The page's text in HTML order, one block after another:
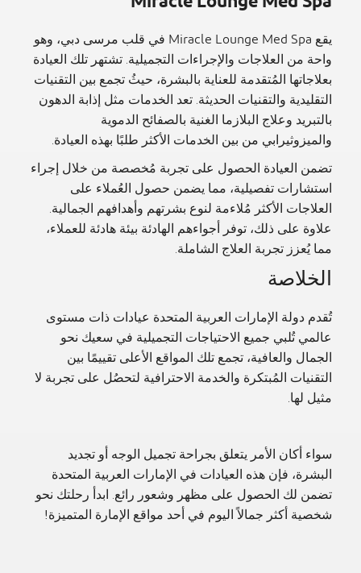
يقع Miracle Lounge Med Spa في قلب مرسى دبي، وهو
واحة من العلاجات والإجراءات التجميلية. تشتهر تلك العيادة
بعلاجاتها المُتقدمة للعناية بالبشرة، حيثُ تجمع بين التقنيات
التقليدية والتقنيات الحديثة. تعد الخدمات مثل إذابة الدهون
بالتبريد وعلاج البلازما الغنية بالصفائح الدموية
والميزوثيرابي من بين الخدمات الأكثر طلبًا بهذه العيادة.
تضمن العيادة الحصول على تجربة مُخصصة من خلال إجراء
استشارات تفصيلية، مما يضمن حصول العُملاء على
العلاجات الأكثر مُلاءمة لنوع بشرتهم وأهدافهم الجمالية.
علاوة على ذلك، توفر أجواءهم الهادئة بيئة هادئة للعملاء،
مما يُعزز تجربة العلاج الشاملة.
الخلاصة
تُقدم دولة الإمارات العربية المتحدة عيادات ذات مستوى
عالمي تُلبي جميع الاحتياجات التجميلية في سعيك نحو
الجمال والعافية، تجمع تلك المواقع الأعلى تقييمًا بين
التقنيات المُبتكرة والخدمة الاحترافية لتحصُل على تجربة لا
مثيل لها.
سواء أكان الأمر يتعلق بجراحة تجميل الوجه أو تجديد
البشرة، فإن هذه العيادات في الإمارات العربية المتحدة
تضمن لك الحصول على مظهر وشعور رائع. ابدأ رحلتك نحو
شخصية أكثر جمالاً اليوم في أحد مواقع الإمارة المتميزة!